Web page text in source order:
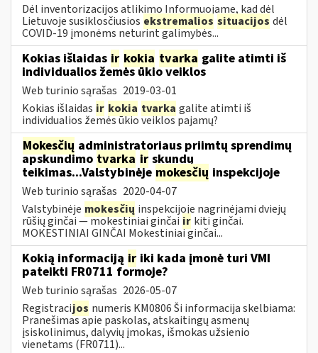
Dėl inventorizacijos atlikimo Informuojame, kad dėl
Lietuvoje susiklosčiusios ekstremalios situacijos dėl
COVID-19 įmonėms neturint galimybės...
Kokias išlaidas ir kokia tvarka galite atimti iš
individualios žemės ūkio veiklos
Web turinio sąrašas 2019-03-01
Kokias išlaidas ir kokia tvarka galite atimti iš
individualios žemės ūkio veiklos pajamų?
Mokesčių administratoriaus priimtų sprendimų
apskundimo tvarka ir skundų
teikimas...Valstybinėje mokesčių inspekcijoje
Web turinio sąrašas 2020-04-07
Valstybinėje mokesčių inspekcijoje nagrinėjami dviejų
rūšių ginčai — mokestiniai ginčai ir kiti ginčai.
MOKESTINIAI GINČAI Mokestiniai ginčai...
Kokią informaciją ir iki kada įmonė turi VMI
pateikti FR0711 formoje?
Web turinio sąrašas 2026-05-07
Registracijos numeris KM0806 Ši informacija skelbiama:
Pranešimas apie paskolas, atskaitingų asmenų
įsiskolinimus, dalyvių įmokas, išmokas užsienio
vienetams (FR0711)...